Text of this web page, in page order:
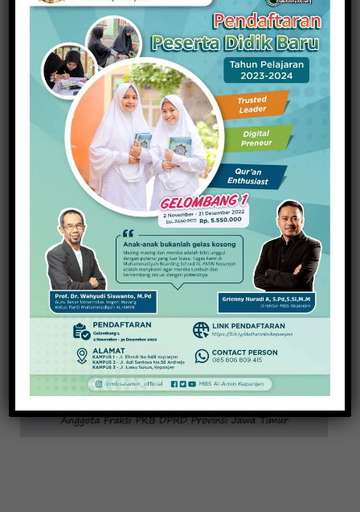
Raih Indeks Harmoni Indonesia
dari Mendagri, Kesbangpol
Wujudkan Kampung Harmoni
20 November 2025